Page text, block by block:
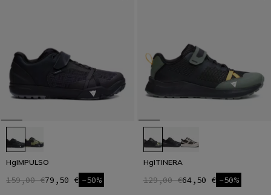
HgIMPULSO
159,00 €79,50 € -50%
HgITINERA
129,00 €64,50 € -50%